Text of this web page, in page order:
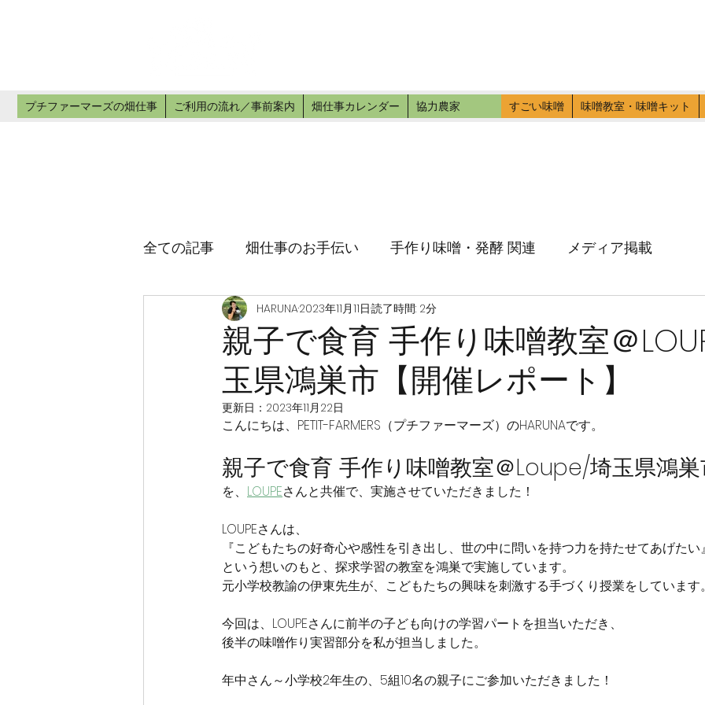
プチファーマーズの畑仕事 ご利用の流れ／事前案内 畑仕事カレンダー 協力農家 すごい味噌 味噌教室・味噌キット
全ての記事 畑仕事のお手伝い 手作り味噌・発酵 関連 メディア掲載
親子で食育 手作り味噌教室＠
玉県鴻巣市【開催レポート】
HARUNA2023年11月11日読了時間: 2分
更新日： 2023年11月22日
こんにちは、PETIT-FARMERS（プチファーマーズ）のHARUNAです。
親子で食育 手作り味噌教室＠Loupe/埼玉県鴻
を、 LOUPEさんと共催で、実施させていただきました！
LOUPEさんは、
『こどもたちの好奇心や感性を引き出し、世の中に問いを持つ力を持たせてあげたい』
という想いのもと、探求学習の教室を鴻巣で実施しています。
元小学校教諭の伊東先生が、こどもたちの興味を刺激する手づくり授業をしています。
今回は、LOUPEさんに前半の子ども向けの学習パートを担当いただき、
後半の味噌作り実習部分を私が担当しました。
年中さん～小学校2年生の、5組10名の親子にご参加いただきました！